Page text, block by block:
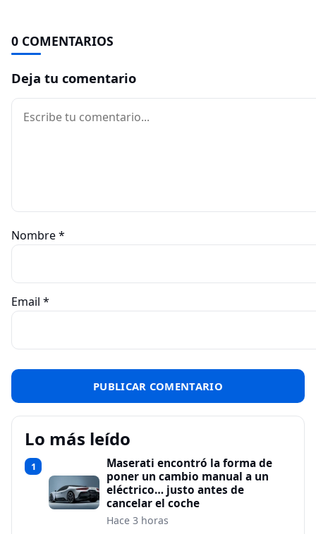
0 COMENTARIOS
Deja tu comentario
Comentario
Nombre*
Email *
Lo más leído
1
Maserati encontró la forma de
poner un cambio manual a un
eléctrico… justo antes de
cancelar el coche
Hace 3 horas